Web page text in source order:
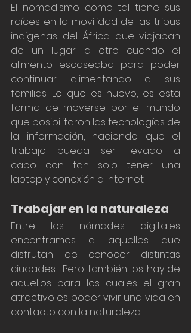
El nomadismo como tal tiene sus
raíces en la movilidad de las tribus
indígenas del África que viajaban
de un lugar a otro cuando el
alimento escaseaba para poder
continuar alimentando a sus
familias. Lo que es nuevo, es esta
forma de moverse por el mundo
que posibilitaron las tecnologías de
la información, haciendo que el
trabajo pueda ser llevado a
cabo con tan solo tener una
laptop y conexión a Internet.
Trabajar en la naturaleza
Entre los nómades digitales
encontramos a aquellos que
disfrutan de conocer distintas
ciudades.  Pero también los hay de
aquellos para los cuales el gran
atractivo es poder vivir una vida en
contacto con la naturaleza.